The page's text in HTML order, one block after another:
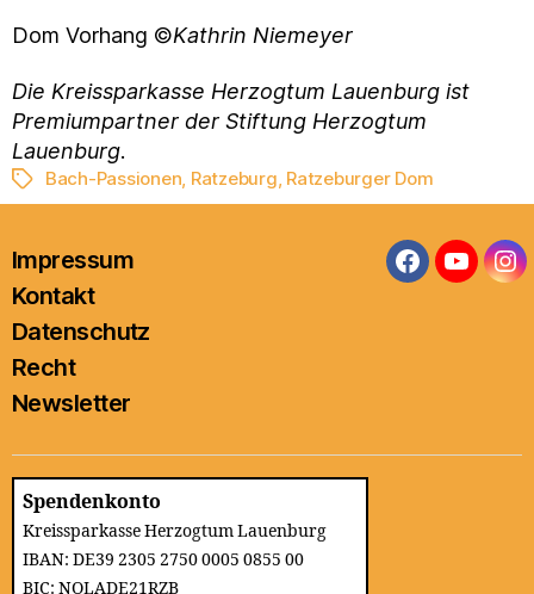
Dom Vorhang ©Kathrin Niemeyer
Die Kreissparkasse Herzogtum Lauenburg ist
Premiumpartner der Stiftung Herzogtum
Lauenburg.
Schlagwörter
Bach-Passionen, Ratzeburg, Ratzeburger Dom
Impressum
Kontakt
Datenschutz
Recht
Newsletter
Facebook
Spendenkonto
Kreissparkasse Herzogtum Lauenburg
IBAN: DE39 2305 2750 0005 0855 00
BIC: NOLADE21RZB